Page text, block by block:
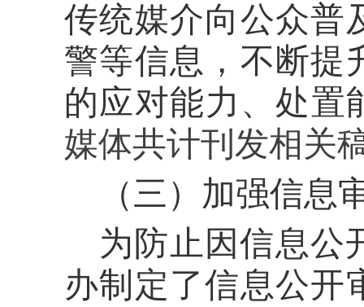
传统媒介向公众普
警等信息，不断提
的应对能力、处置
媒体共计刊发相关
（三）加强信息
为防止因信息公
办制定了信息公开